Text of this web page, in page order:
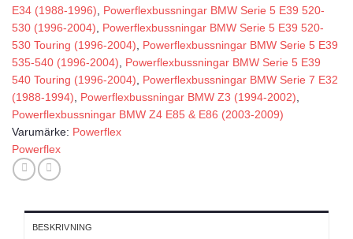
E34 (1988-1996)
Powerflexbussningar BMW Serie 5 E39 520-
530 (1996-2004)
Powerflexbussningar BMW Serie 5 E39 520-
530 Touring (1996-2004)
Powerflexbussningar BMW Serie 5 E39
535-540 (1996-2004)
Powerflexbussningar BMW Serie 5 E39
540 Touring (1996-2004)
Powerflexbussningar BMW Serie 7 E32
(1988-1994)
Powerflexbussningar BMW Z3 (1994-2002)
Powerflexbussningar BMW Z4 E85 & E86 (2003-2009)
Varumärke: Powerflex
Powerflex
BESKRIVNING